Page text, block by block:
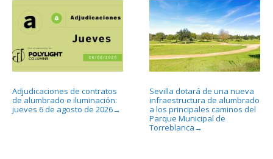
Adjudicaciones de contratos
de alumbrado e iluminación:
jueves 6 de agosto de 2026→
Sevilla dotará de una nueva
infraestructura de alumbrado
a los principales caminos del
Parque Municipal de
Torreblanca →